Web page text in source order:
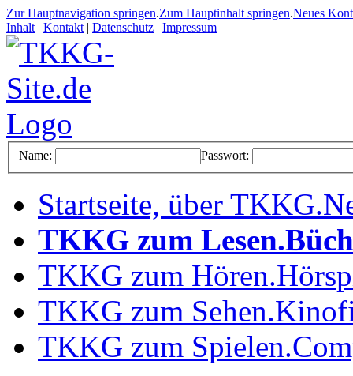
Zur Hauptnavigation springen.Zum Hauptinhalt springen.Neues
Inhalt | Kontakt | Datenschutz | Impressum
Name: Passwort:
Startseite, über TKKG.
TKKG zum Lesen.
TKKG zum Hören.
TKKG zum Sehen.
TKKG zum Spielen.